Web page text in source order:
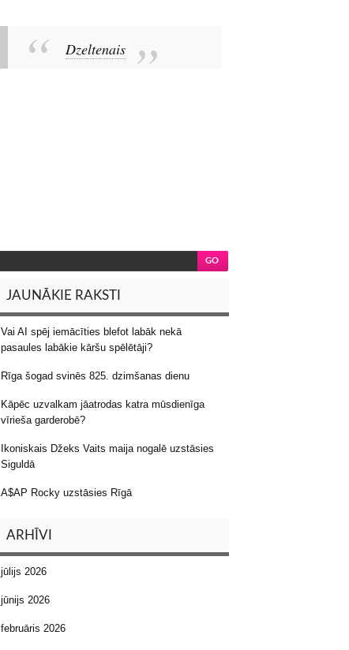
Dzeltenais
JAUNĀKIE RAKSTI
Vai AI spēj iemācīties blefot labāk nekā
pasaules labākie kāršu spēlētāji?
Rīga šogad svinēs 825. dzimšanas dienu
Kāpēc uzvalkam jāatrodas katra mūsdienīga
vīrieša garderobē?
Ikoniskais Džeks Vaits maija nogalē uzstāsies
Siguldā
A$AP Rocky uzstāsies Rīgā
ARHĪVI
jūlijs 2026
jūnijs 2026
februāris 2026